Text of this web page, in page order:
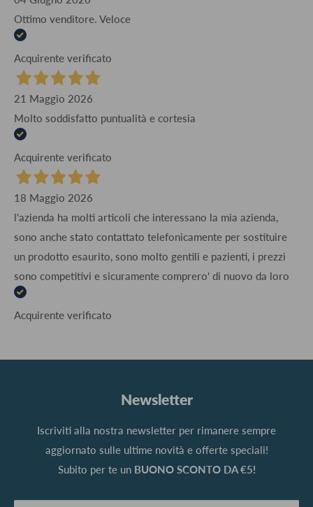
Ottimo venditore. Veloce
Acquirente verificato
21 Maggio 2026
Molto soddisfatto puntualità e cortesia
Acquirente verificato
18 Maggio 2026
l'azienda ha molti articoli che interessano la mia azienda,
sono anche stato contattato telefonicamente per sostituire
un prodotto esaurito, sono molto gentili e pazienti, i prezzi
sono competitivi e sicuramente comprero' di nuovo da loro
Acquirente verificato
Newsletter
Iscriviti alla nostra newsletter per rimanere sempre
aggiornato sulle ultime novità e offerte speciali!
Subito per te un BUONO SCONTO DA €5!